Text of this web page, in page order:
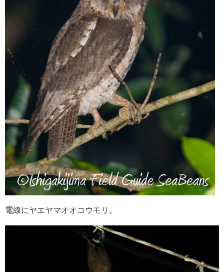
電線にヤエヤマオオコウモリ。